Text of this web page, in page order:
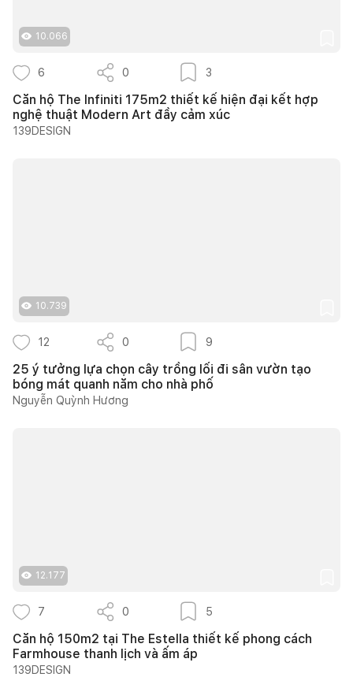
10.066
6 0 3
Căn hộ The Infiniti 175m2 thiết kế hiện đại kết hợp
nghệ thuật Modern Art đầy cảm xúc
139DESIGN
10.739
12 0 9
25 ý tưởng lựa chọn cây trồng lối đi sân vườn tạo
bóng mát quanh năm cho nhà phố
Nguyễn Quỳnh Hương
12.177
7 0 5
Căn hộ 150m2 tại The Estella thiết kế phong cách
Farmhouse thanh lịch và ấm áp
139DESIGN